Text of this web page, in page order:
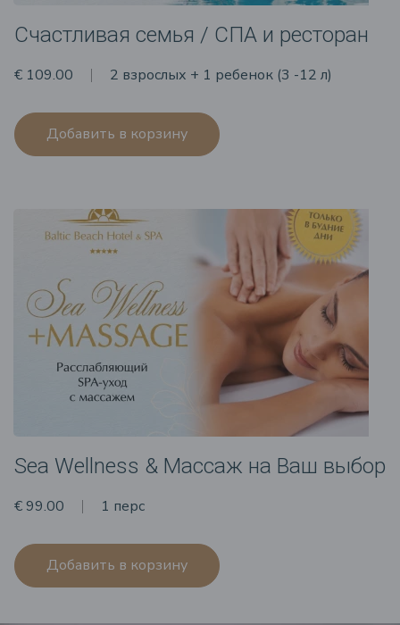
Счастливая семья / СПА и ресторан
€ 109.00 2 взрослых + 1 ребенок (3 -12 л)
Добавить в корзину
Sea Wellness & Массаж на Ваш выбор
€ 99.00 1 перс
Добавить в корзину